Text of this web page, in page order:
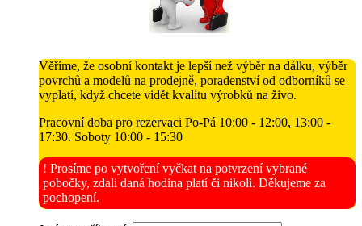
Věříme, že osobní kontakt je lepší než výběr na dálku, výběr
povrchů a modelů na prodejně, poradenství od odborníků se
vyplatí, když chcete vidět kvalitu výrobků na živo.
Pracovní doba pro rezervaci Po-Pá 10:00 - 12:00, 13:00 -
17:30. Soboty 10:00 - 15:30
! Prosíme po vytvoření vyčkat na potvrzení vybrané
pobočky, zdali daná hodina platí či nikoli. Děkujeme za
pochopení.